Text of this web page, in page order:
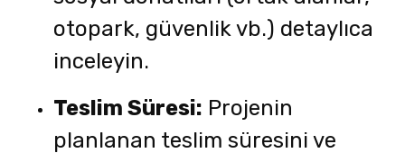
otopark, güvenlik vb.) detaylıca
inceleyin.
Teslim Süresi: Projenin
planlanan teslim süresini ve